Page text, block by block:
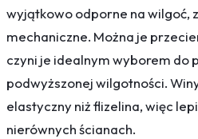
wyjątkowo odporne na wilgoć,
mechaniczne. Można je
czyni je idealnym wyborem do
podwyższonej wilgotności.
elastyczny niż flizelina, więc
nierównych ścianach.